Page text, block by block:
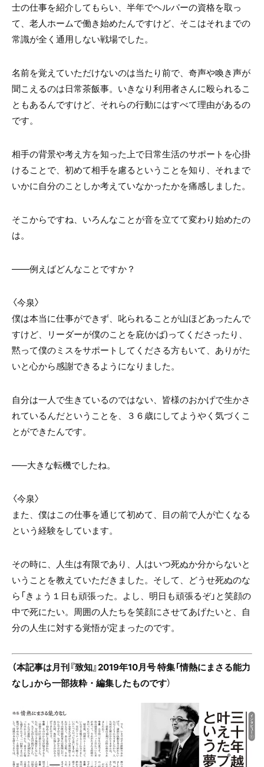
士の仕事を紹介してもらい、半年でヘルパーの資格を取っ
て、老人ホームで働き始めたんですけど、そこはそれまでの
常識が全く通用しない戦場でした。
名前を覚えていただけないのは当たり前で、奇声や喚き声が
聞こえるのは日常茶飯事。いきなり利用者さんに殴られるこ
ともあるんですけど、それらの行動にはすべて理由があるの
です。
相手の背景や考え方を知った上で日常生活のサポートを心掛
けることで、初めて相手を慮るということを知り、それまで
いかに自分のことしか考えていなかったかを痛感しました。
そこからですね、いろんなことが音を立てて変わり始めたの
は。
――例えばどんなことですか？
〈今泉〉
僕は本当に仕事ができず、叱られることが山ほどあったんで
すけど、リーダーが僕のことを庇(かば)ってくださったり、
黙って僕のミスをサポートしてくださる方もいて、ありがた
いと心から感謝できるようになりました。
自分は一人で生きているのではない、皆様のおかげで生かさ
れているんだということを、３６歳にしてようやく気づくこ
とができたんです。
―─大きな転機でしたね。
〈今泉〉
また、僕はこの仕事を通じて初めて、目の前で人が亡くなる
という経験をしています。
その時に、人生は有限であり、人はいつ死ぬか分からないと
いうことを教えていただきました。そして、どうせ死ぬのな
ら「きょう１日も頑張った。よし、明日も頑張るぞ」と笑顔の
中で死にたい。周囲の人たちを笑顔にさせてあげたいと、自
分の人生に対する覚悟が定まったのです。
（本記事は月刊『致知』2019年10月号 特集「情熱にまさる能力
なし」から一部抜粋・編集したものです）